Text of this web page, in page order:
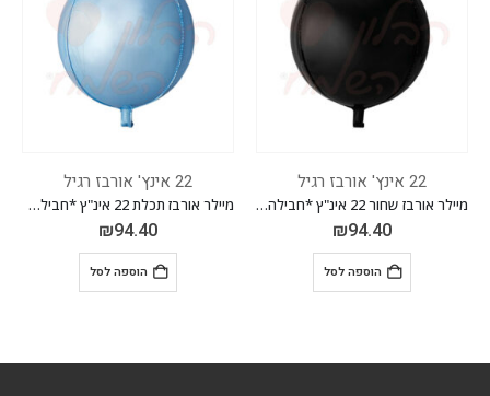
מיילר אורבז שחור 22 אינ"ץ *חבילה של 20 יח'*
22 אינץ' אורבז רגיל
מיילר אורבז תכלת 22 אינ"ץ *חבילה של 20 יח'*
94.40
הוספה לסל
22 אינץ' אורבז רגיל
94.40
הוספה לסל